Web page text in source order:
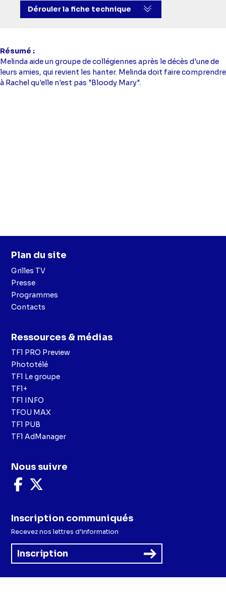
Conrad
(Jim Clancy), Aisha Tyler
(Andrea Moreno),
(Delia Banks)
Dérouler la fiche technique
Résumé
Melinda aide un groupe de collégiennes après le décès d'une de
leurs amies, qui revient les hanter. Melinda doit faire comprendre
à Rachel qu'elle n'est pas "Bloody Mary".
Plan du site
Grilles TV
Presse
Programmes
Contacts
Ressources & médias
TF1 PRO Preview
Phototélé
TF1 Le groupe
TF1+
TF1 INFO
TFOU MAX
TF1 PUB
TF1 AdManager
Nous suivre
Nous
suivre
Facebook
X
Inscription communiqués
Recevez nos lettres d’information
Inscription